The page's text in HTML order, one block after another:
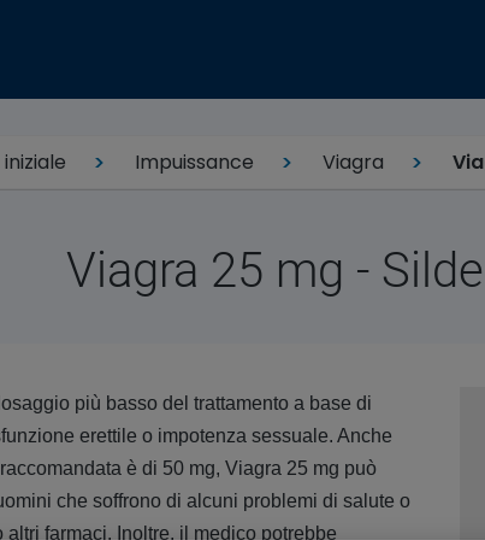
Impuissance Viagra
Viagra 25 mg -
più basso del trattamento a base di
erettile o impotenza sessuale. Anche
è di 50 mg, Viagra 25 mg può
che soffrono di alcuni problemi di salute o
altri farmaci. Inoltre, il medico potrebbe